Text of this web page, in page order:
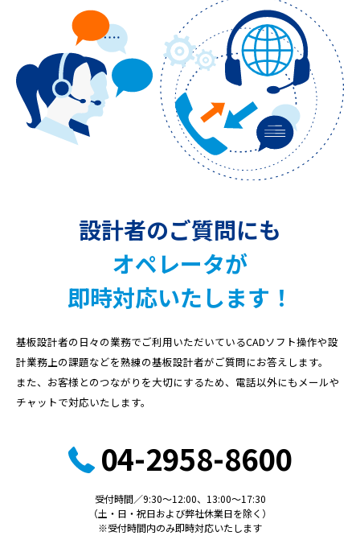
設計者のご質問にも
オペレータが
即時対応いたします！
基板設計者の日々の業務でご利用いただいているCADソフト操作や設
計業務上の課題などを熟練の基板設計者がご質問にお答えします。
また、お客様とのつながりを大切にするため、 電話以外にもメールや
チャットで対応いたします。
04-2958-8600
受付時間／9:30～12:00、13:00～17:30
（土・日・祝日および弊社休業日を除く）
※受付時間内のみ即時対応いたします